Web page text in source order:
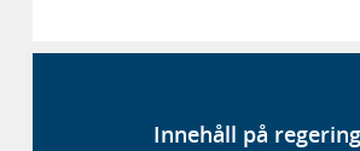
Innehåll på